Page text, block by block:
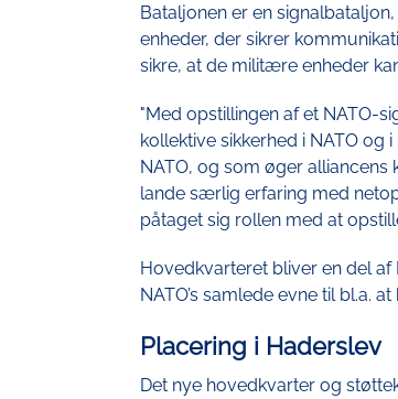
Bataljonen er en
enheder, der sikrer
sikre, at de militære enheder
"Med opstillingen af et NATO-
kollektive sikkerhed i NATO og
NATO, og som øger
lande særlig erfaring med
påtaget sig rollen med at
Hovedkvarteret bliver en del af
NATO’s samlede evne til bl.a.
Placering i Haderslev
Det nye hovedkvarter og